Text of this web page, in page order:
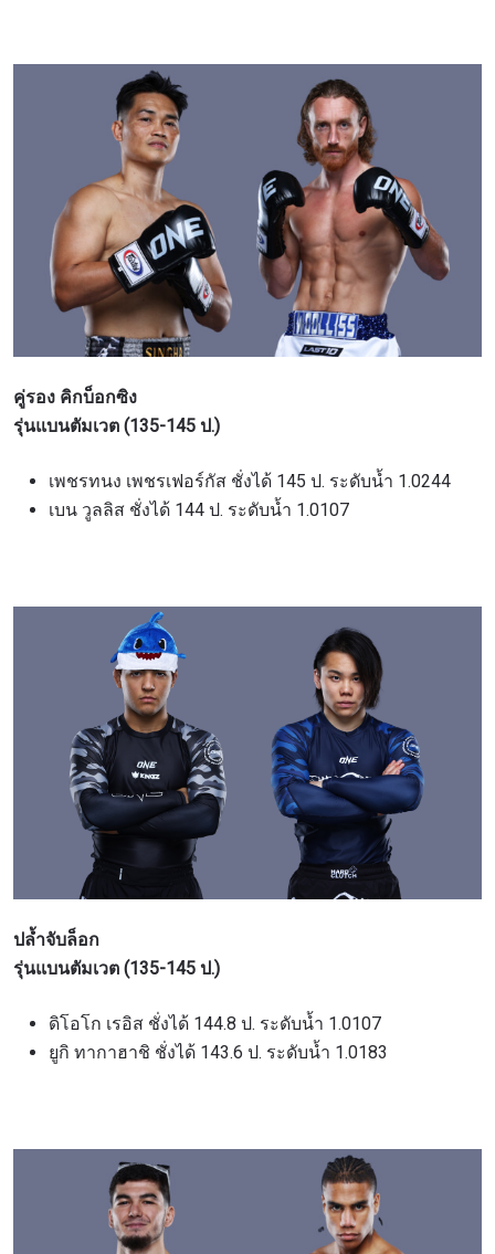
คู่รอง คิกบ็อกซิง
รุ่นแบนตัมเวต (135-145 ป.)
เพชรทนง เพชรเฟอร์กัส ชั่งได้ 145 ป. ระดับน้ำ 1.0244
เบน วูลลิส ชั่งได้ 144 ป. ระดับน้ำ 1.0107
ปล้ำจับล็อก
รุ่นแบนตัมเวต (135-145 ป.)
ดิโอโก เรอิส ชั่งได้ 144.8 ป. ระดับน้ำ 1.0107
ยูกิ ทากาฮาชิ ชั่งได้ 143.6 ป. ระดับน้ำ 1.0183